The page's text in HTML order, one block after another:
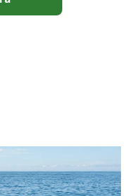
oceânica para
ectoparasitas